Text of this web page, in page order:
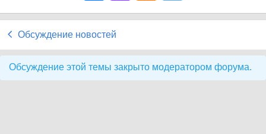
Обсуждение новостей
Обсуждение этой темы закрыто модератором форума.